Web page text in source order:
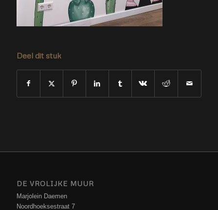
Deel dit stuk
DE VROLIJKE MUUR
Marjolein Daemen
Noordhoeksestraat 7